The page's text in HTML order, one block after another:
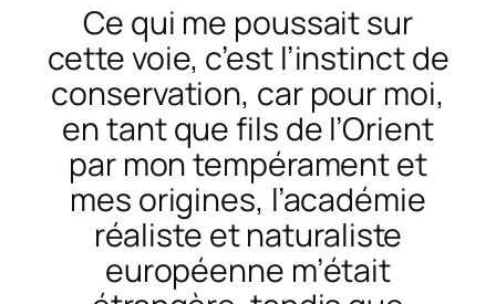
Ce qui me poussait sur
cette voie, c’est l’instinct de
conservation, car pour moi,
en tant que fils de l’Orient
par mon tempérament et
mes origines, l’académie
réaliste et naturaliste
européenne m’était